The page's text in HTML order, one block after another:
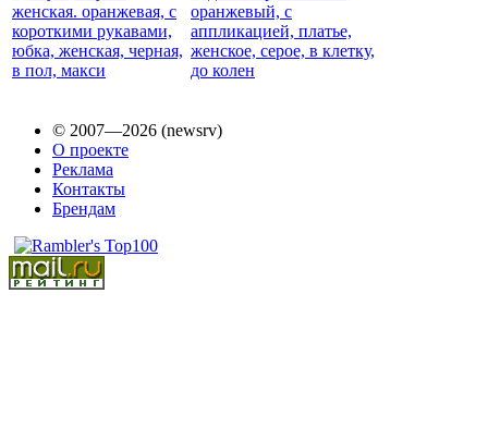
© 2007—2026 (newsrv)
О проекте
Реклама
Контакты
Брендам